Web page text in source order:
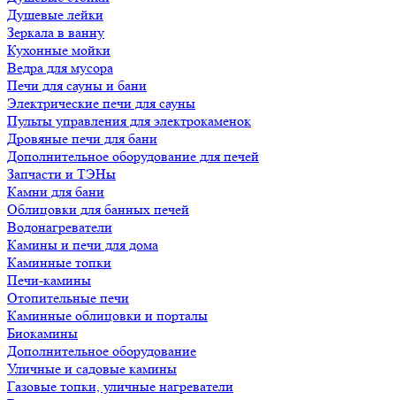
Душевые лейки
Зеркала в ванну
Кухонные мойки
Ведра для мусора
Печи для сауны и бани
Электрические печи для сауны
Пульты управления для электрокаменок
Дровяные печи для бани
Дополнительное оборудование для печей
Запчасти и ТЭНы
Камни для бани
Облицовки для банных печей
Водонагреватели
Камины и печи для дома
Каминные топки
Печи-камины
Отопительные печи
Каминные облицовки и порталы
Биокамины
Дополнительное оборудование
Уличные и садовые камины
Газовые топки, уличные нагреватели